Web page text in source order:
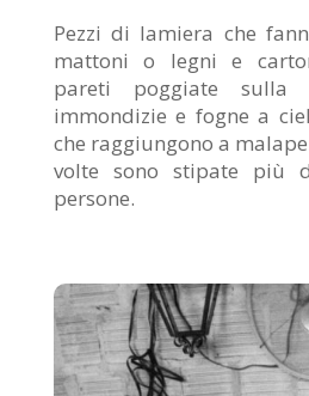
Pezzi di lamiera che
mattoni o legni e
pareti poggiate
immondizie e fogne a
che raggiungono a
volte sono stipate più
persone.